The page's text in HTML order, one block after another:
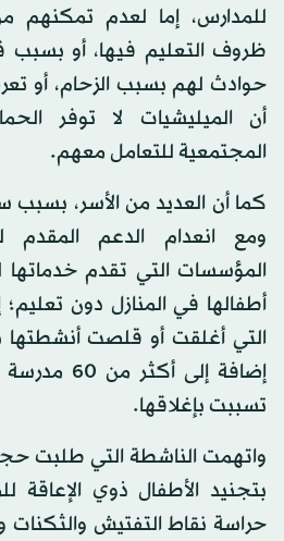
للمدارس، إما لعدم تمكنهم
ظروف التعليم فيها، أو
حوادث لهم بسبب الزحام، أو
أن الميليشيات لا توفر
المجتمعية للتعامل معهم.
كما أن العديد من الأسر، بسبب
ومع انعدام الدعم المقدم
المؤسسات التي تقدم خدماتها
أطفالها في المنازل دون
إضافة إلى
تسببت بإغلاقها.
واتهمت الناشطة التي طلبت حجب
بتجنيد الأطفال ذوي الإعاقة
حراسة نقاط التفتيش والثكنات